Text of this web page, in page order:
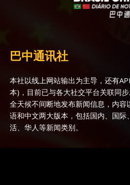
巴中通讯社
本社以线上网站输出为主导，还有
本)，目前已与各大社交平台关联同
全天候不间断地发布新闻信息，内
语和中文两大版本，包括国内、国际
活、华人等新闻类别。